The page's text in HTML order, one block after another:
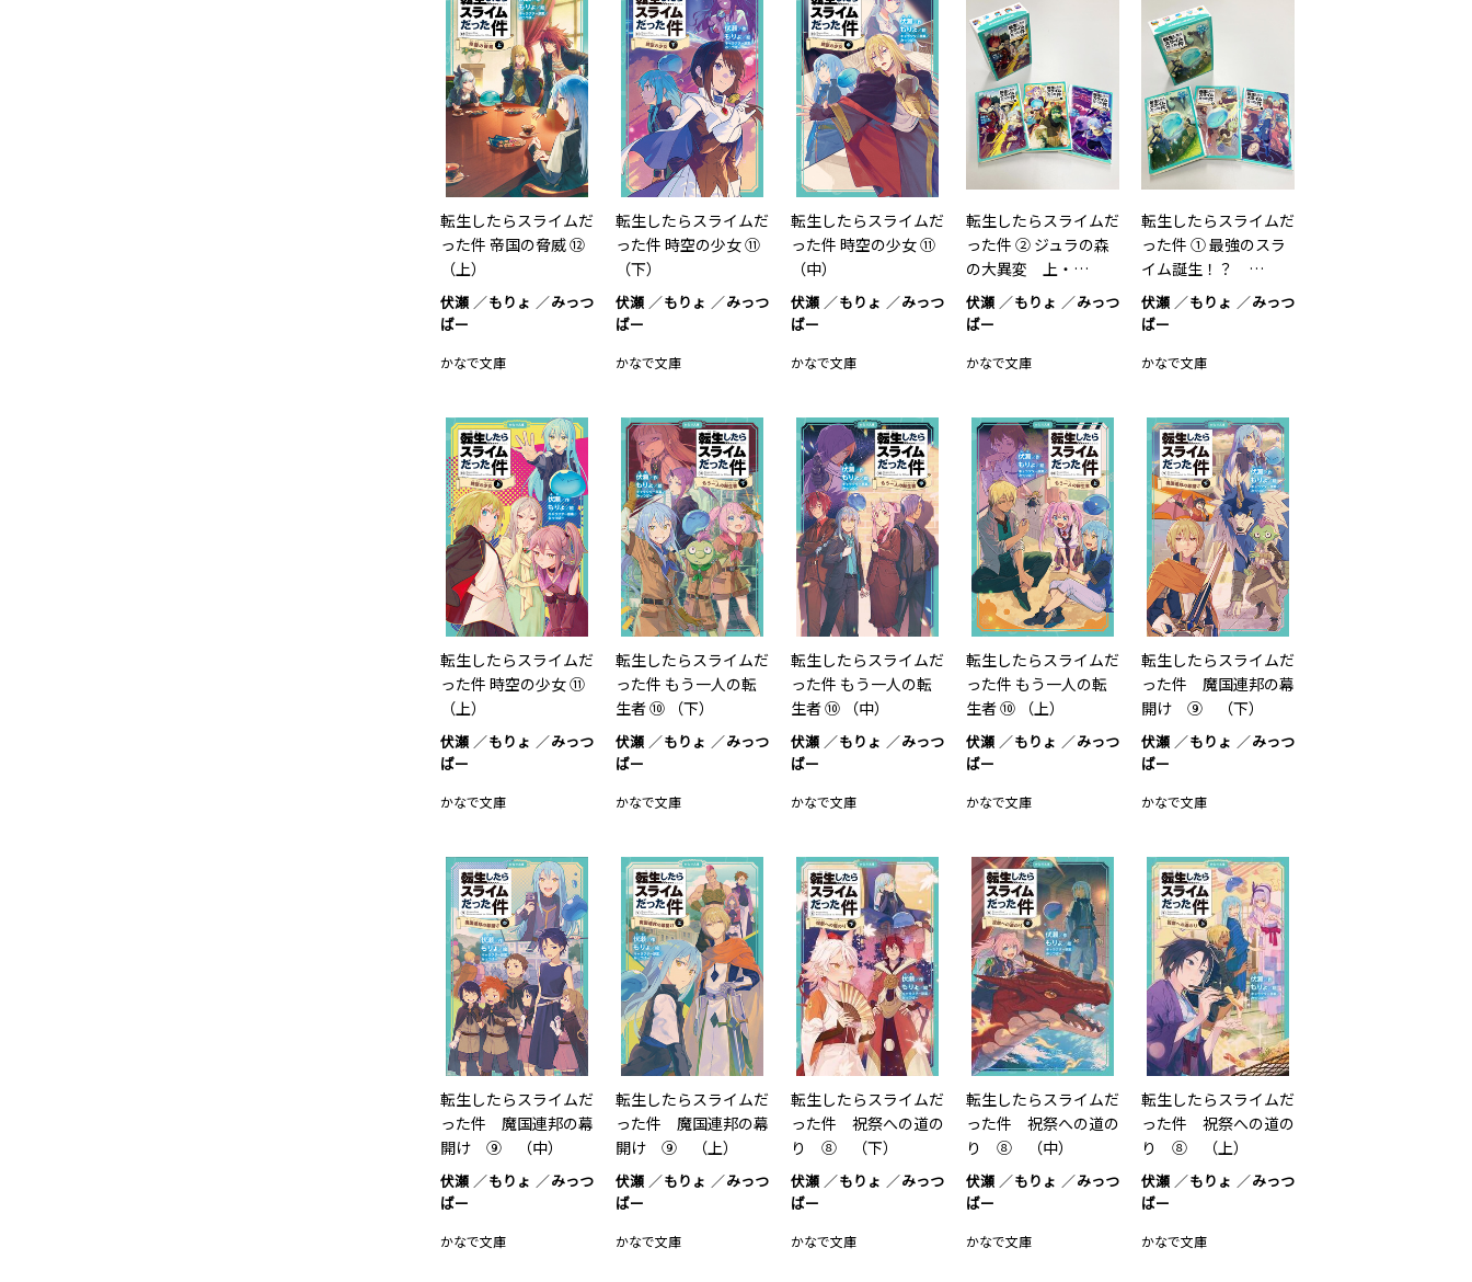
転生したらスライムだ
った件 帝国の脅威 ⑫
（上）
伏瀬 もりょ
みっつ
ばー
かなで文庫
転生したらスライムだ
った件 時空の少女 ⑪
（下）
伏瀬 もりょ
みっつ
ばー
かなで文庫
転生したらスライムだ
った件 時空の少女 ⑪
（中）
伏瀬 もりょ
みっつ
ばー
かなで文庫
転生したらスライムだ
った件 ② ジュラの森
の大異変 上・…
伏瀬 もりょ
みっつ
ばー
かなで文庫
転生したらスライムだ
った件 ① 最強のスラ
イム誕生！？ …
伏瀬 もりょ
みっつ
ばー
かなで文庫
転生したらスライムだ
った件 時空の少女 ⑪
（上）
伏瀬 もりょ
みっつ
ばー
かなで文庫
転生したらスライムだ
った件 もう一人の転
生者 ⑩ （下）
伏瀬 もりょ
みっつ
ばー
かなで文庫
転生したらスライムだ
った件 もう一人の転
生者 ⑩ （中）
伏瀬 もりょ
みっつ
ばー
かなで文庫
転生したらスライムだ
った件 もう一人の転
生者 ⑩ （上）
伏瀬 もりょ
みっつ
ばー
かなで文庫
転生したらスライムだ
った件 魔国連邦の幕
開け ⑨ （下）
伏瀬 もりょ
みっつ
ばー
かなで文庫
転生したらスライムだ
った件 魔国連邦の幕
開け ⑨ （中）
伏瀬 もりょ
みっつ
ばー
かなで文庫
転生したらスライムだ
った件 魔国連邦の幕
開け ⑨ （上）
伏瀬 もりょ
みっつ
ばー
かなで文庫
転生したらスライムだ
った件 祝祭への道の
り ⑧ （下）
伏瀬 もりょ
みっつ
ばー
かなで文庫
転生したらスライムだ
った件 祝祭への道の
り ⑧ （中）
伏瀬 もりょ
みっつ
ばー
かなで文庫
転生したらスライムだ
った件 祝祭への道の
り ⑧ （上）
伏瀬 もりょ
みっつ
ばー
かなで文庫